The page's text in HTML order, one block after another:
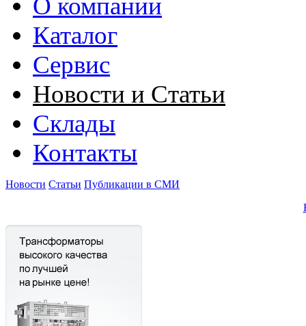
О компании
Каталог
Сервис
Новости и Статьи
Склады
Контакты
Новости Статьи Публикации в СМИ